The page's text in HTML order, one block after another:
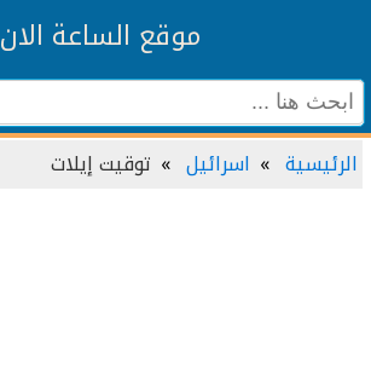
موقع الساعة الان
الرئيسية اسرائيل توقيت إيلات